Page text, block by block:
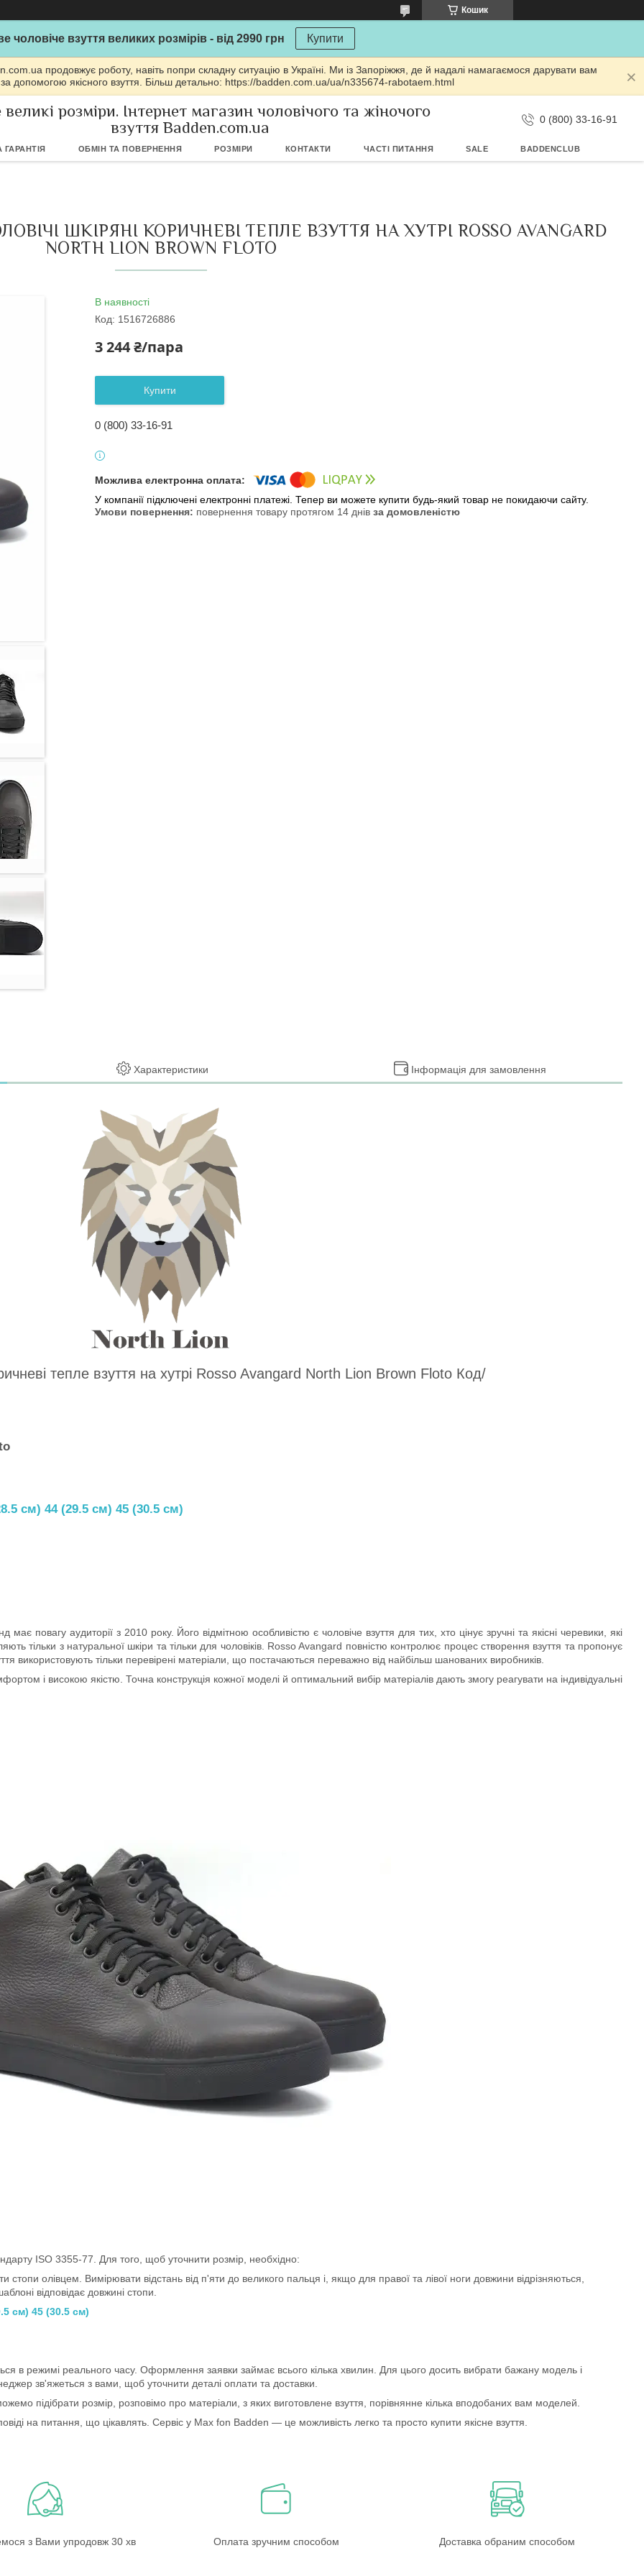
Кошик
чоловіче взуття великих розмірів - від 2990 грн Купити
продовжує роботу, навіть попри складну ситуацію в Україні. Ми із Запоріжжя, де й надалі намагаємося дарувати вам
за допомогою якісного взуття. Більш детально: https://badden.com.ua/ua/n335674-rabotaem.html
розміри. Інтернет магазин чоловічого та жіночого
взуття Badden.com.ua
0 (800) 33-16-91
ОБМІН ТА ПОВЕРНЕННЯ РОЗМІРИ КОНТАКТИ ЧАСТІ ПИТАННЯ SALE BADDENCLUB
ШКІРЯНІ КОРИЧНЕВІ ТЕПЛЕ ВЗУТТЯ НА ХУТРІ ROSSO AVANGARD
NORTH LION BROWN FLOTO
В наявності
Код: 1516726886
3 244 ₴/пара
Купити
0 (800) 33-16-91
У компанії підключені електронні платежі. Тепер ви можете купити будь-який товар не покидаючи сайту.
повернення товару протягом 14 днів за домовленістю
Характеристики Інформація для замовлення
тепле взуття на хутрі Rosso Avangard North Lion Brown Floto Код/
см) 44 (29.5 см) 45 (30.5 см)
повагу аудиторії з 2010 року. Його відмітною особливістю є чоловіче взуття для тих, хто цінує зручні та якісні черевики, які
тільки з натуральної шкіри та тільки для чоловіків. Rosso Avangard повністю контролює процес створення взуття та пропонує
використовують тільки перевірені матеріали, що постачаються переважно від найбільш шанованих виробників.
і високою якістю. Точна конструкція кожної моделі й оптимальний вибір матеріалів дають змогу реагувати на індивідуальні
ISO 3355-77. Для того, щоб уточнити розмір, необхідно:
олівцем. Вимірювати відстань від п'яти до великого пальця і, якщо для правої та лівої ноги довжини відрізняються,
відповідає довжині стопи.
см) 45 (30.5 см)
в режимі реального часу. Оформлення заявки займає всього кілька хвилин. Для цього досить вибрати бажану модель і
зв'яжеться з вами, щоб уточнити деталі оплати та доставки.
підібрати розмір, розповімо про матеріали, з яких виготовлене взуття, порівнянне кілька вподобаних вам моделей.
на питання, що цікавлять. Сервіс у Max fon Badden — це можливість легко та просто купити якісне взуття.
з Вами упродовж 30 хв Оплата зручним способом Доставка обраним способом